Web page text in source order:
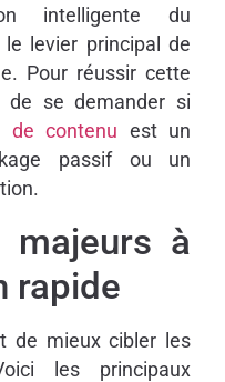
intelligente du
le levier principal de
Pour réussir cette
de se demander si
de contenu est un
passif ou un
majeurs à
rapide
de mieux cibler les
les principaux